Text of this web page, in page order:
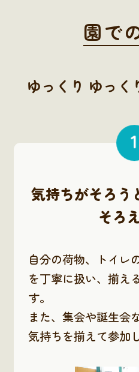
園で
ゆっくり ゆっく
1
気持ちがそろう
そろ
自分の荷物、トイレ
を丁寧に扱い、揃え
す。
また、集会や誕生会
気持ちを揃えて参加